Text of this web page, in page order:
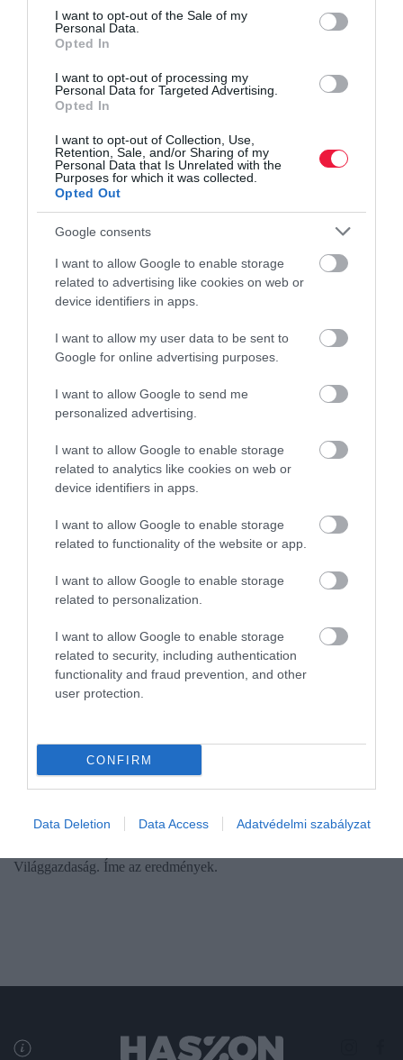
consent section.
I want to opt-out of the Sale of my
Personal Data.
Opted In
I want to opt-out of processing my
Personal Data for Targeted Advertising.
Opted In
I want to opt-out of Collection, Use,
Retention, Sale, and/or Sharing of my
Personal Data that Is Unrelated with the
Purposes for which it was collected.
Opted Out
Google consents
I want to allow Google to enable storage
related to advertising like cookies on web or
device identifiers in apps.
I want to allow my user data to be sent to
Google for online advertising purposes.
I want to allow Google to send me
personalized advertising.
I want to allow Google to enable storage
related to analytics like cookies on web or
device identifiers in apps.
I want to allow Google to enable storage
related to functionality of the website or app.
I want to allow Google to enable storage
related to personalization.
I want to allow Google to enable storage
related to security, including authentication
functionality and fraud prevention, and other
user protection.
CONFIRM
Data Deletion Data Access Adatvédelmi szabályzat
Lopások miatt újra kell ember az automata boltba
A szegedi Szent István Coop-ban átmenetileg biztonsági őr
vezető szerint sikeresen. Ám úgy tűnik, finomhangolni kell a
rendszert.
román-horvát árteszt
nagyobb áruházaiban kapható 6 alapvető élelmiszer
Világgazdaság. Íme az eredmények.